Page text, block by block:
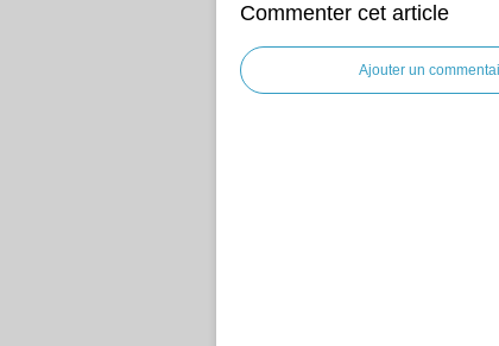
Commenter cet article
Ajouter un